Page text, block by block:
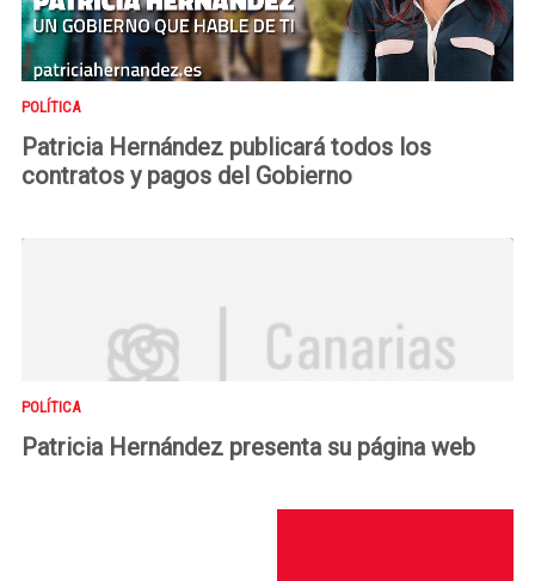
POLÍTICA
Patricia Hernández publicará todos los
contratos y pagos del Gobierno
POLÍTICA
Patricia Hernández presenta su página web